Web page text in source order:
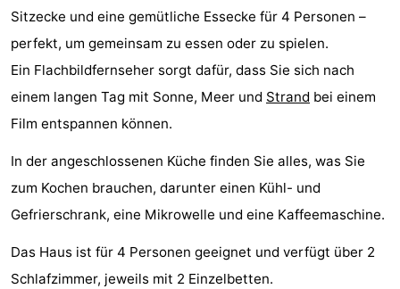
Sehen
&
tun
-
Museen
-
Aussichtspunkte
Attraktionen
-
Spielplätze
Sitzecke und eine gemütliche Essecke für 4 Personen –
perfekt, um gemeinsam zu essen oder zu spielen.
Ein Flachbildfernseher sorgt dafür, dass Sie sich nach
einem langen Tag mit Sonne, Meer und Strand bei einem
Film entspannen können.
In der angeschlossenen Küche finden Sie alles, was Sie
zum Kochen brauchen, darunter einen Kühl- und
Gefrierschrank, eine Mikrowelle und eine Kaffeemaschine.
Das Haus ist für 4 Personen geeignet und verfügt über 2
Schlafzimmer, jeweils mit 2 Einzelbetten.